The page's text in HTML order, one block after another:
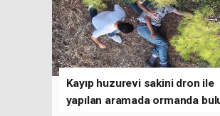
Kayıp huzurevi sakini dron ile
yapılan aramada ormanda